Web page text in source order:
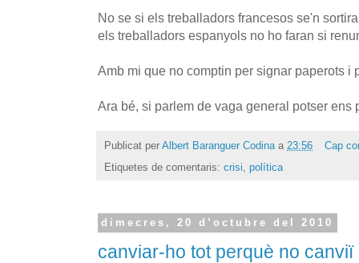
No se si els treballadors francesos se'n
els treballadors espanyols no ho faran si
Amb mi que no comptin per signar paperots i
Ara bé, si parlem de vaga general potser ens
Publicat per Albert Baranguer Codina a 23:56
Cap
Etiquetes de comentaris: crisi, política
dimecres, 20 d’octubre del 2010
canviar-ho tot perquè no canviï